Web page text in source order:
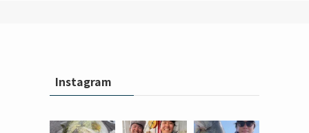
Instagram